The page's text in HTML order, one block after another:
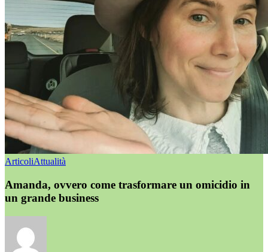
ArticoliAttualità
Amanda, ovvero come trasformare un omicidio in
un grande business